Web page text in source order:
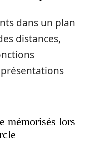
dans un plan
distances,
mémorisés lors